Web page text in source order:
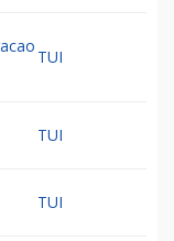
TUI
TUI
TUI